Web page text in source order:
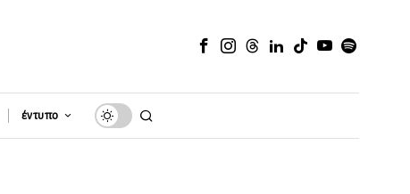
έντυπο